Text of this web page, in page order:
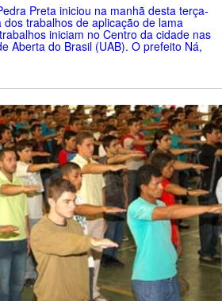
Preta iniciou na manhã desta terça-
trabalhos de aplicação de lama
iniciam no Centro da cidade nas
Aberta do Brasil (UAB). O prefeito Ná,